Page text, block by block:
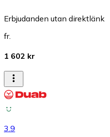
Erbjudanden utan direktlänk
fr.
1 602 kr
3.9